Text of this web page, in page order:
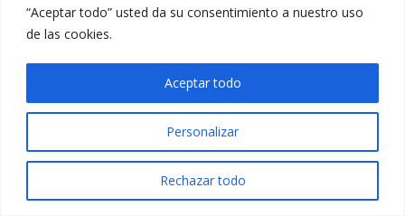
“Aceptar todo” usted da su consentimiento a nuestro uso
de las cookies.
Personalizar
Rechazar todo
Aceptar todo